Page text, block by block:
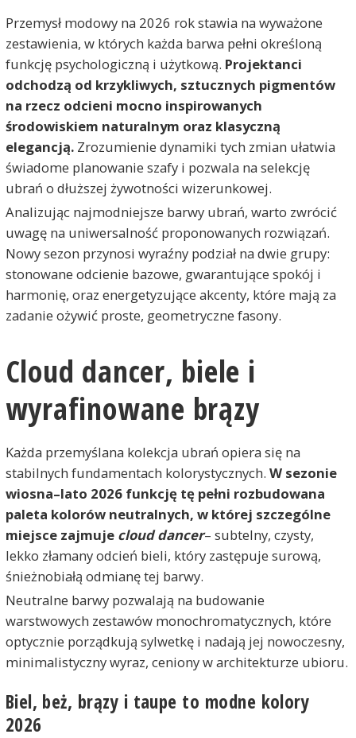
Przemysł modowy na 2026 rok stawia na wyważone
zestawienia, w których każda barwa pełni określoną
funkcję psychologiczną i użytkową. Projektanci
odchodzą od krzykliwych, sztucznych pigmentów
na rzecz odcieni mocno inspirowanych
środowiskiem naturalnym oraz klasyczną
elegancją.Zrozumienie dynamiki tych zmian ułatwia
świadome planowanie szafy i pozwala na selekcję
ubrań o dłuższej żywotności wizerunkowej.
Analizując najmodniejsze barwy ubrań, warto zwrócić
uwagę na uniwersalność proponowanych rozwiązań.
Nowy sezon przynosi wyraźny podział na dwie grupy:
stonowane odcienie bazowe, gwarantujące spokój i
harmonię, oraz energetyzujące akcenty, które mają za
zadanie ożywić proste, geometryczne fasony.
Cloud dancer, biele i
wyrafinowane brązy
Każda przemyślana kolekcja ubrań opiera się na
stabilnych fundamentach kolorystycznych. W sezonie
wiosna–lato 2026 funkcję tę pełni rozbudowana
paleta kolorów neutralnych, w której szczególne
miejsce zajmuje cloud dancer– subtelny, czysty,
lekko złamany odcień bieli, który zastępuje surową,
śnieżnobiałą odmianę tej barwy.
Neutralne barwy pozwalają na budowanie
warstwowych zestawów monochromatycznych, które
optycznie porządkują sylwetkę i nadają jej nowoczesny,
minimalistyczny wyraz, ceniony w architekturze ubioru.
Biel, beż, brązy i taupe to modne kolory
2026